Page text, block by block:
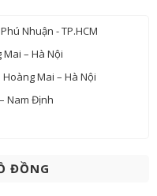
Nhuận - TP.HCM
Mai – Hà Nội
Hoàng Mai – Hà Nội
Nam Định
ĐỒNG